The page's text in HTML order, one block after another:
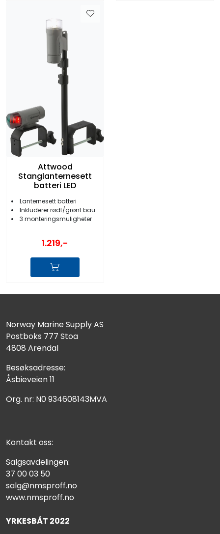
Attwood
Stanglanternesett
batteri LED
Lanternesett batteri
Inkluderer rødt/grønt bauglys
3 monteringsmuligheter
1.219,-
Norway Marine Supply AS
Postboks 777 Stoa
4808 Arendal
Besøksadresse:
Åsbieveien 11
Org. nr: N0 934608143MVA
Kontakt oss:
Salgsavdelingen:
37 00 03 50
salg@nmsproff.no
www.nmsproff.no
YRKESBÅT 2022